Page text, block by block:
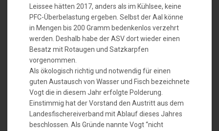
Leissee hätten 2017, anders als im Kühlsee, keine
PFC-Überbelastung ergeben. Selbst der Aal könne
in Mengen bis 200 Gramm bedenkenlos verzehrt
werden. Deshalb habe der ASV dort wieder einen
Besatz mit Rotaugen und Satzkarpfen
vorgenommen.
Als ökologisch richtig und notwendig für einen
guten Austausch von Wasser und Fisch bezeichnete
Vogt die in diesem Jahr erfolgte Polderung.
Einstimmig hat der Vorstand den Austritt aus dem
Landesfischereiverband mit Ablauf dieses Jahres
beschlossen. Als Gründe nannte Vogt “nicht